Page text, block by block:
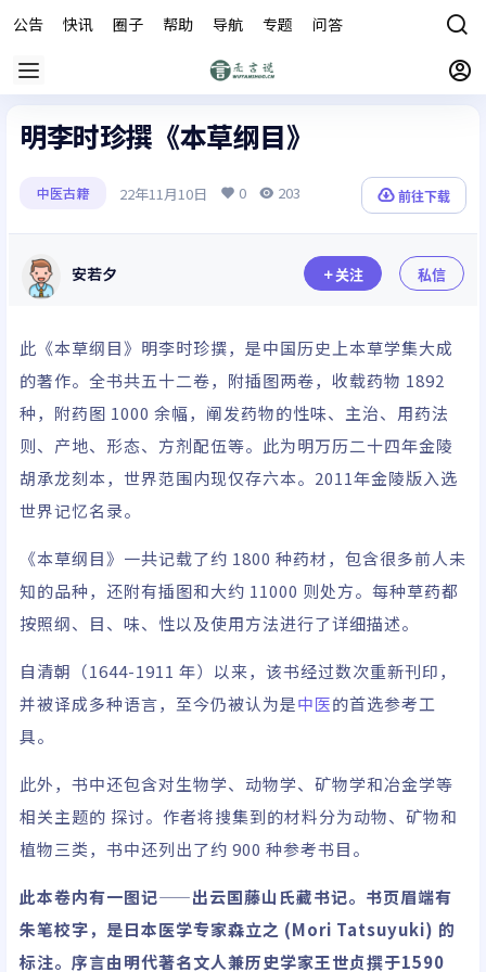
公告 快讯 圈子 帮助 导航 专题 问答
明李时珍撰《本草纲目》
中医古籍 22年11月10日 0 203 前往下载
安若夕 关注 私信
此《本草纲目》明李时珍撰，是中国历史上本草学集大成
的著作。全书共五十二卷，附插图两卷，收载药物 1892
种，附药图 1000 余幅，阐发药物的性味、主治、用药法
则、产地、形态、方剂配伍等。此为明万历二十四年金陵
胡承龙刻本，世界范围内现仅存六本。2011年金陵版入选
世界记忆名录。
《本草纲目》一共记载了约 1800 种药材，包含很多前人未
知的品种，还附有插图和大约 11000 则处方。每种草药都
按照纲、目、味、性以及使用方法进行了详细描述。
自清朝（1644-1911 年）以来，该书经过数次重新刊印，
并被译成多种语言，至今仍被认为是中医的首选参考工
具。
此外，书中还包含对生物学、动物学、矿物学和冶金学等
相关主题的 探讨。作者将搜集到的材料分为动物、矿物和
植物三类，书中还列出了约 900 种参考书目。
此本卷内有一图记——出云国藤山氏藏书记。书页眉端有
朱笔校字，是日本医学专家森立之 (Mori Tatsuyuki) 的
标注。序言由明代著名文人兼历史学家王世贞撰于1590